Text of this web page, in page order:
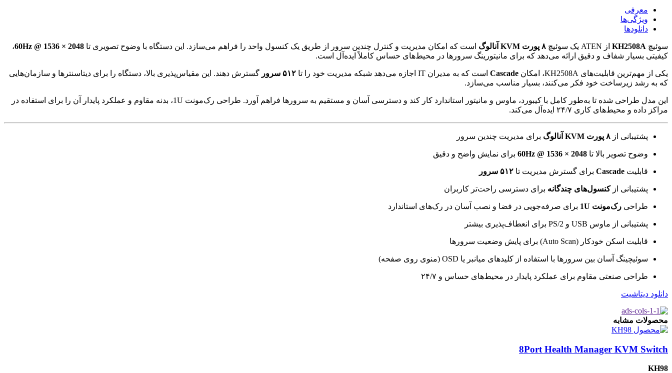
معرفی
ویژگی‌ها
دانلود‌ها
سوئیچ KH2508A از ATEN یک سوئیچ ۸ پورت KVM آنالوگ است که امکان مدیریت و کنترل چندین سرور از طریق یک کنسول واحد را فراهم می‌سازد. این دستگاه با وضوح تصویری تا 2048 × 1536 @ 60Hz
،
کیفیتی بسیار شفاف و دقیق ارائه می‌دهد که برای مانیتورینگ سرورها در محیط‌های حساس کاملاً ایده‌آل است.
یکی از مهم‌ترین قابلیت‌های KH2508A، امکان Cascade است که به مدیران IT اجازه می‌دهد شبکه مدیریت خود را تا ۵۱۲ سرور
گسترش دهند. این مقیاس‌پذیری بالا، دستگاه را برای دیتاسنترها و سازمان‌هایی
که به رشد زیرساخت خود فکر می‌کنند، بسیار مناسب می‌سازد.
این مدل طراحی شده تا به‌طور کامل با کیبورد، ماوس و مانیتور استاندارد کار کند و دسترسی آسان و مستقیم به سرورها فراهم آورد. طراحی رک‌مونت 1U، بدنه مقاوم و عملکرد پایدار آن را برای استفاده در
مراکز داده و محیط‌های کاری ۲۴/۷ ایده‌آل می‌کند.
پشتیبانی از ۸ پورت KVM آنالوگ برای مدیریت چندین سرور
وضوح تصویر بالا تا 2048 × 1536 @ 60Hz برای نمایش واضح و دقیق
قابلیت Cascade برای گسترش مدیریت تا ۵۱۲ سرور
پشتیبانی ازکنسول‌های چندگانه برای دسترسی راحت‌تر کاربران
طراحی رک‌مونت 1U برای صرفه‌جویی در فضا و نصب آسان در رک‌های استاندارد
پشتیبانی از ماوس USB و PS/2 برای انعطاف‌پذیری بیشتر
قابلیت اسکن خودکار (Auto Scan) برای پایش وضعیت سرورها
سوئیچینگ آسان بین سرورها با استفاده از کلیدهای میانبر یا OSD (منوی روی صفحه)
طراحی صنعتی مقاوم برای عملکرد پایدار در محیط‌های حساس و ۲۴/۷
دانلود دیتاشیت
محصولات مشابه
8Port Health Manager KVM Switch
KH98